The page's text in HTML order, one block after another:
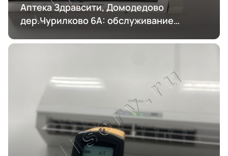
Аптека Здравсити, Домодедово
дер.Чурилково 6А: обслуживание